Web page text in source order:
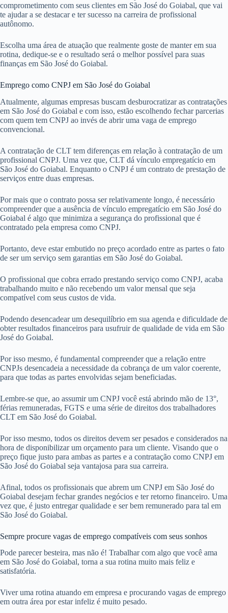
comprometimento com seus clientes em São José do Goiabal, que vai
te ajudar a se destacar e ter sucesso na carreira de profissional
autônomo.
Escolha uma área de atuação que realmente goste de manter em sua
rotina, dedique-se e o resultado será o melhor possível para suas
finanças em São José do Goiabal.
Emprego como CNPJ em São José do Goiabal
Atualmente, algumas empresas buscam desburocratizar as contratações
em São José do Goiabal e com isso, estão escolhendo fechar parcerias
com quem tem CNPJ ao invés de abrir uma vaga de emprego
convencional.
A contratação de CLT tem diferenças em relação à contratação de um
profissional CNPJ. Uma vez que, CLT dá vínculo empregatício em
São José do Goiabal. Enquanto o CNPJ é um contrato de prestação de
serviços entre duas empresas.
Por mais que o contrato possa ser relativamente longo, é necessário
compreender que a ausência de vínculo empregatício em São José do
Goiabal é algo que minimiza a segurança do profissional que é
contratado pela empresa como CNPJ.
Portanto, deve estar embutido no preço acordado entre as partes o fato
de ser um serviço sem garantias em São José do Goiabal.
O profissional que cobra errado prestando serviço como CNPJ, acaba
trabalhando muito e não recebendo um valor mensal que seja
compatível com seus custos de vida.
Podendo desencadear um desequilíbrio em sua agenda e dificuldade de
obter resultados financeiros para usufruir de qualidade de vida em São
José do Goiabal.
Por isso mesmo, é fundamental compreender que a relação entre
CNPJs desencadeia a necessidade da cobrança de um valor coerente,
para que todas as partes envolvidas sejam beneficiadas.
Lembre-se que, ao assumir um CNPJ você está abrindo mão de 13°,
férias remuneradas, FGTS e uma série de direitos dos trabalhadores
CLT em São José do Goiabal.
Por isso mesmo, todos os direitos devem ser pesados e considerados na
hora de disponibilizar um orçamento para um cliente. Visando que o
preço fique justo para ambas as partes e a contratação como CNPJ em
São José do Goiabal seja vantajosa para sua carreira.
Afinal, todos os profissionais que abrem um CNPJ em São José do
Goiabal desejam fechar grandes negócios e ter retorno financeiro. Uma
vez que, é justo entregar qualidade e ser bem remunerado para tal em
São José do Goiabal.
Sempre procure vagas de emprego compatíveis com seus sonhos
Pode parecer besteira, mas não é! Trabalhar com algo que você ama
em São José do Goiabal, torna a sua rotina muito mais feliz e
satisfatória.
Viver uma rotina atuando em empresa e procurando vagas de emprego
em outra área por estar infeliz é muito pesado.